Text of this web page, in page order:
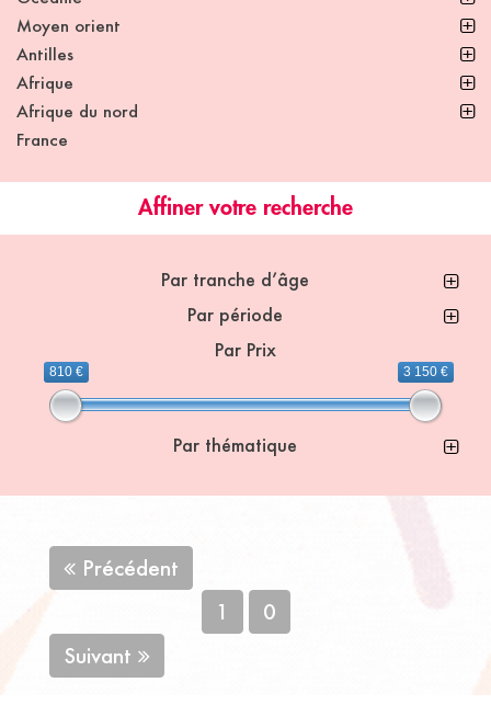
Moyen orient
Antilles
Afrique
Afrique du nord
France
Affiner votre recherche
Par tranche d’âge
Par période
Par Prix
810 € 3 150 €
Par thématique
Précédent
1
0
Suivant